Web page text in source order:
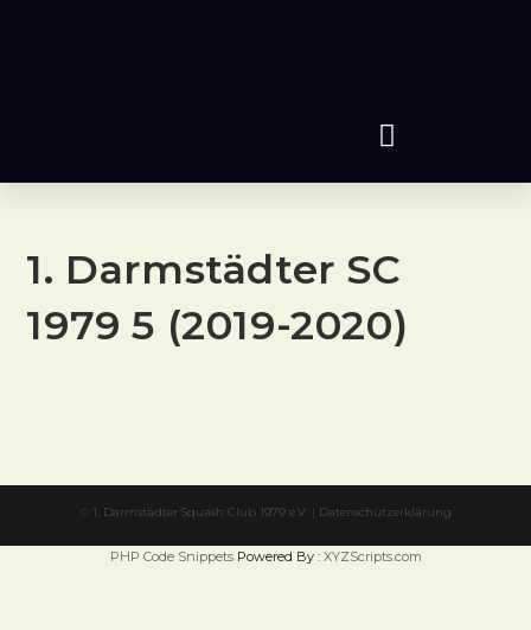
1. Darmstädter SC
1979 5 (2019-2020)
1. Darmstädter Squash Club 1979 e.V. Datenschutzerklärung
PHP Code SnippetsPowered By : XYZScripts.com